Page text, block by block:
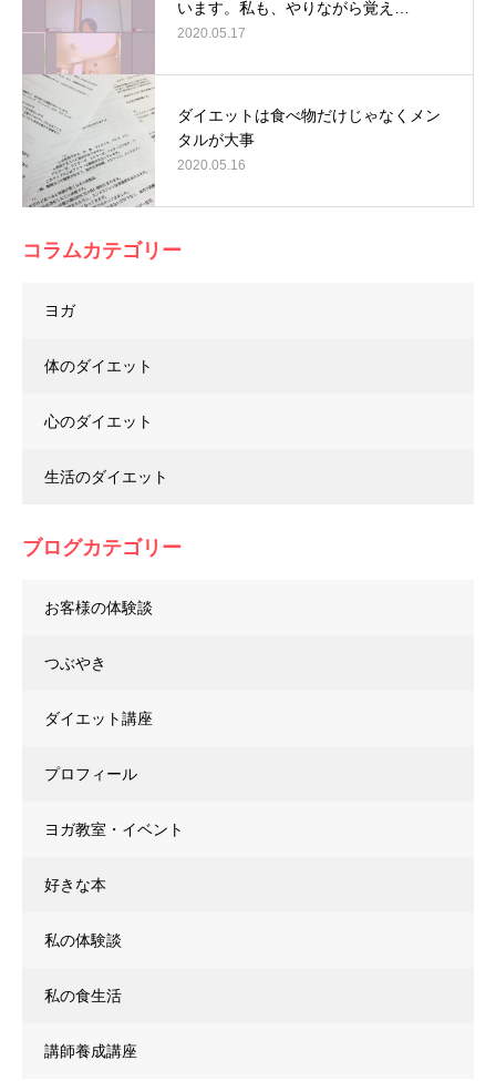
います。私も、やりながら覚え…
2020.05.17
ダイエットは食べ物だけじゃなくメン
タルが大事
2020.05.16
コラムカテゴリー
ヨガ
体のダイエット
心のダイエット
生活のダイエット
ブログカテゴリー
お客様の体験談
つぶやき
ダイエット講座
プロフィール
ヨガ教室・イベント
好きな本
私の体験談
私の食生活
講師養成講座